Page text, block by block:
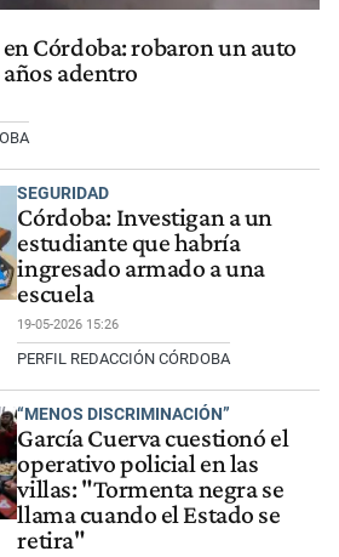
Córdoba: robaron un auto
adentro
SEGURIDAD
Córdoba: Investigan a un
estudiante que habría
ingresado armado a una
escuela
19-05-2026 15:26
PERFIL REDACCIÓN CÓRDOBA
“MENOS DISCRIMINACIÓN”
García Cuerva cuestionó el
operativo policial en las
villas: "Tormenta negra se
llama cuando el Estado se
retira"